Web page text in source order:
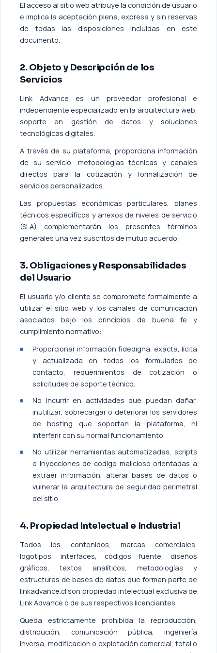
El acceso al sitio web atribuye la condición de usuario
e implica la aceptación plena, expresa y sin reservas
de todas las disposiciones incluidas en este
documento.
2. Objeto y Descripción de los
Servicios
Link Advance es un proveedor profesional e
independiente especializado en la arquitectura web,
soporte en gestión de datos y soluciones
tecnológicas digitales.
A través de su plataforma, proporciona información
de su servicio, metodologías técnicas y canales
directos para la cotización y formalización de
servicios personalizados.
Las propuestas económicas particulares, planes
técnicos específicos y anexos de niveles de servicio
(SLA) complementarán los presentes términos
generales una vez suscritos de mutuo acuerdo.
3. Obligaciones y Responsabilidades
del Usuario
El usuario y/o cliente se compromete formalmente a
utilizar el sitio web y los canales de comunicación
asociados bajo los principios de buena fe y
cumplimiento normativo:
Proporcionar información fidedigna, exacta, lícita
y actualizada en todos los formularios de
contacto, requerimientos de cotización o
solicitudes de soporte técnico.
No incurrir en actividades que puedan dañar,
inutilizar, sobrecargar o deteriorar los servidores
de hosting que soportan la plataforma, ni
interferir con su normal funcionamiento.
No utilizar herramientas automatizadas, scripts
o inyecciones de código malicioso orientadas a
extraer información, alterar bases de datos o
vulnerar la arquitectura de seguridad perimetral
del sitio.
4. Propiedad Intelectual e Industrial
Todos los contenidos, marcas comerciales,
logotipos, interfaces, códigos fuente, diseños
gráficos, textos analíticos, metodologías y
estructuras de bases de datos que forman parte de
linkadvance.cl son propiedad intelectual exclusiva de
Link Advance o de sus respectivos licenciantes.
Queda estrictamente prohibida la reproducción,
distribución, comunicación pública, ingeniería
inversa, modificación o explotación comercial, total o